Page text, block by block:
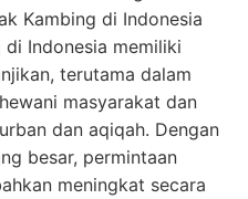
Kambing di Indonesia
Indonesia memiliki
terutama dalam
masyarakat dan
dan aqiqah. Dengan
besar, permintaan
meningkat secara